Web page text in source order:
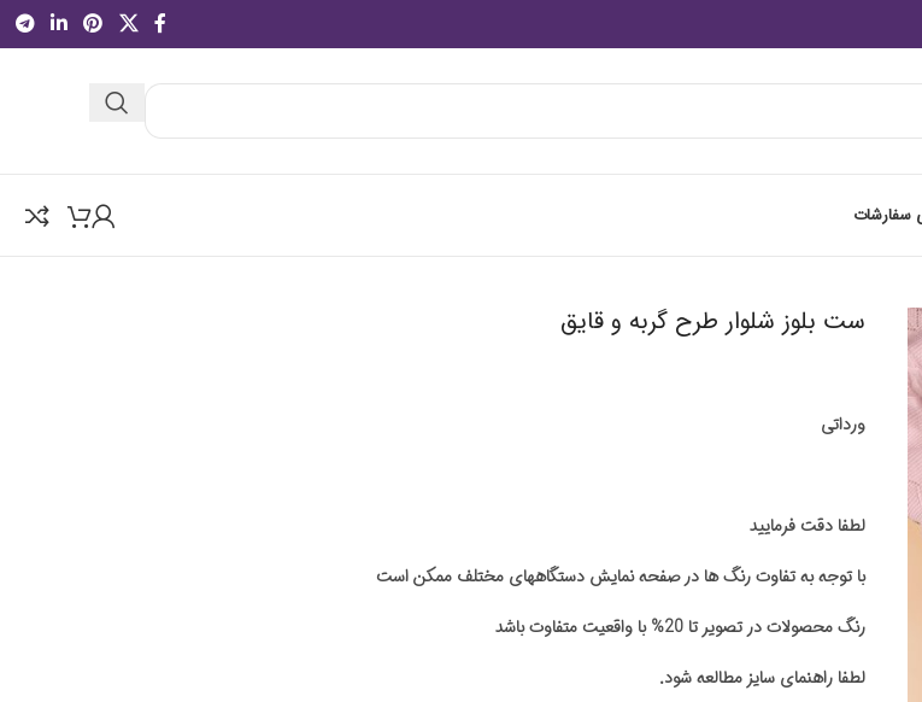
سفارشات
ست بلوز شلوار طرح گربه و قایق
ورداتی
لطفا دقت فرمایید
با توجه به تفاوت رنگ ها در صفحه نمایش دستگاههای مختلف ممکن است
رنگ محصولات در تصویر تا 20% با واقعیت متفاوت باشد
لطفا راهنمای سایز مطالعه شود.